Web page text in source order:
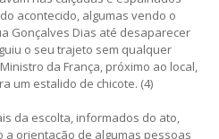
acontecido, algumas vendo o
Gonçalves Dias até desaparecer
o seu trajeto sem qualquer
da França, próximo ao local,
um estalido de chicote. (4)
da escolta, informados do ato,
a orientação de algumas pessoas